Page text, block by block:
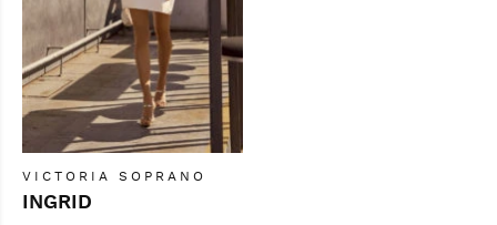
VICTORIA SOPRANO
INGRID